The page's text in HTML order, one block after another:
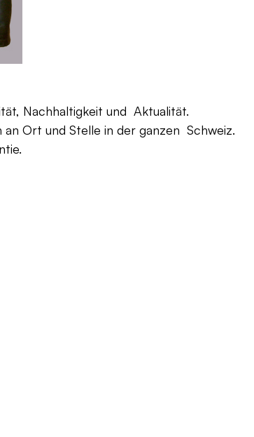
Nachhaltigkeit und Aktualität.
Ort und Stelle in der ganzen Schweiz.